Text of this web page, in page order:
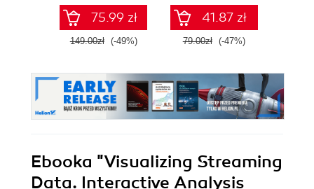
75.99 zł
149.00zł (-49%)
SQL na potrzeby
praktycznych
zastosowań.
Wydanie IV
41.87 zł
79.00zł (-47%)
Ebooka "Visualizing Streaming
Data. Interactive Analysis